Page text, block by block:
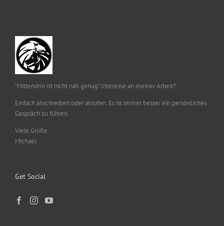
"Mittendrin ist nicht nah genug" Interesse an meiner Arbeit?
Einfach anschreiben oder anrufen. Es ist immer besser ein persönliches
Gespräch zu führen.
Viele Grüße
Michael
Get Social